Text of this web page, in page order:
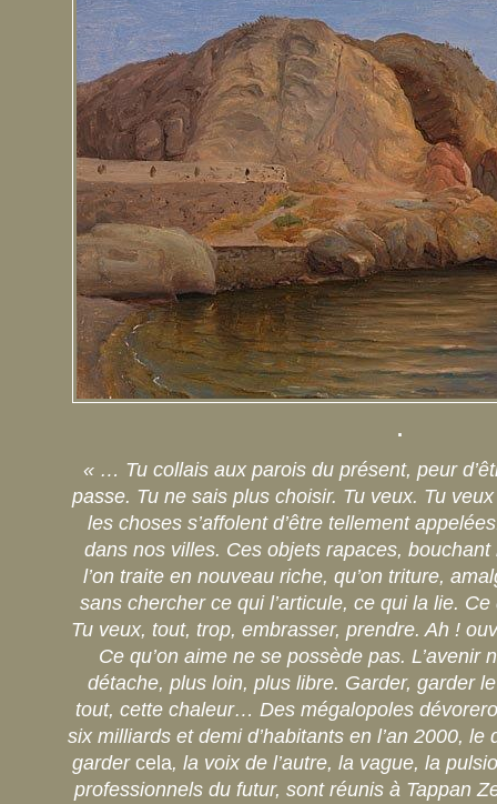
.
« … Tu collais aux parois du présent, peur
passe. Tu ne sais plus choisir. Tu veux. Tu
les choses s’affolent d’être tellement
dans nos villes. Ces objets rapaces, bouchant
l’on traite en nouveau riche, qu’on triture,
sans chercher ce qui l’articule, ce qui la lie.
Tu veux, tout, trop, embrasser, prendre. Ah !
Ce qu’on aime ne se possède pas. L’avenir
détache, plus loin, plus libre. Garder, garder
tout, cette chaleur… Des mégalopoles
six milliards et demi d’habitants en l’an 2000, le
garder cela, la voix de l’autre, la vague, la
professionnels du futur, sont réunis à Tappan